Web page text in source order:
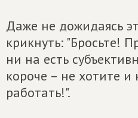
Даже не дожидаясь
крикнуть: "Бросьте!
ни на есть
короче – не хотите и
работать!".